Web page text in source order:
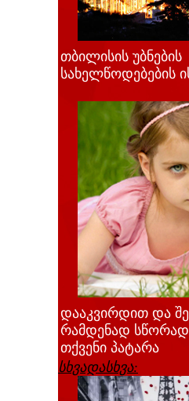
თბილისის უბნების
სახელწოდებების
დააკვირდით და
რამდენად
თქვენი პატარა
სხვადასხვა: